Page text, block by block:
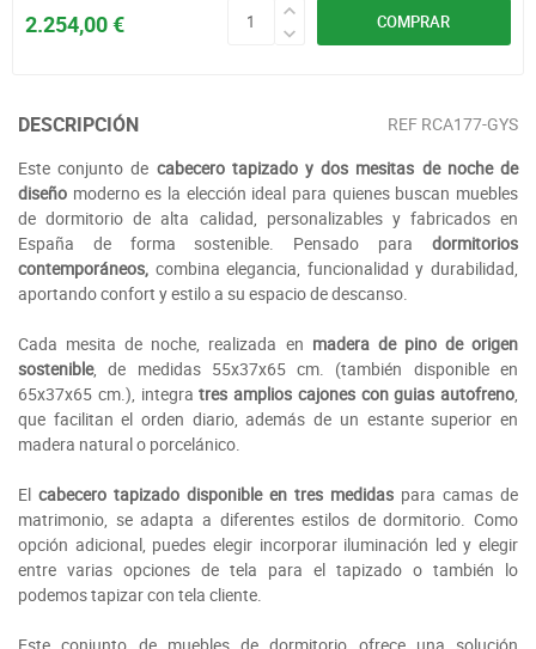
COMPRAR
2.254,00 €
DESCRIPCIÓN REF RCA177-GYS
Este conjunto de cabecero tapizado y dos mesitas de noche de
diseño moderno es la elección ideal para quienes buscan muebles
de dormitorio de alta calidad, personalizables y fabricados en
España de forma sostenible. Pensado para dormitorios
contemporáneos, combina elegancia, funcionalidad y durabilidad,
aportando confort y estilo a su espacio de descanso.
Cada mesita de noche, realizada en madera de pino de origen
sostenible, de medidas 55x37x65 cm. (también disponible en
65x37x65 cm.), integratres amplios cajones con guias autofreno,
que facilitan el orden diario, además de un estante superior en
madera natural o porcelánico.
El cabecero tapizado disponible en tres medidas para camas de
matrimonio, se adapta a diferentes estilos de dormitorio. Como
opción adicional, puedes elegir incorporar iluminación led y elegir
entre varias opciones de tela para el tapizado o también lo
podemos tapizar con tela cliente.